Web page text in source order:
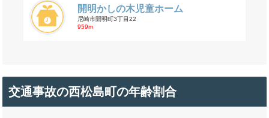
開明かしの木児童ホーム
尼崎市開明町3丁目22
959m
交通事故の西松島町の年齢割合